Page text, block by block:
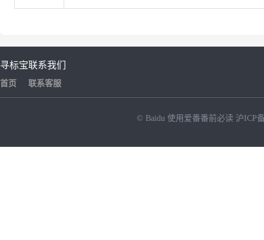
寻标宝
首页
联系我们
联系客服
© Baidu 使用爱番番前必读 沪ICP